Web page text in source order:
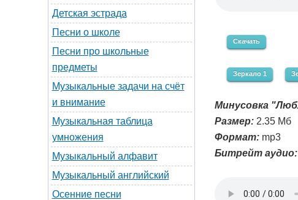
Детская эстрада
Песни о школе
Песни про школьные
предметы
Музыкальные задачи на счёт
и внимание
Музыкальная таблица
умножения
Музыкальный алфавит
Музыкальный английский
Осенние песни
Скачать
Зеркало 1
Минусовка
Размер:2.35 Мб
Формат:mp3
Битрейт аудио: